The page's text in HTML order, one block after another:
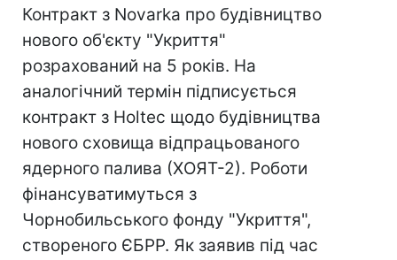
Контракт з Novarka про будівництво
нового об'єкту "Укриття"
розрахований на 5 років. На
аналогічний термін підписується
контракт з Holteс щодо будівництва
нового сховища відпрацьованого
ядерного палива (ХОЯТ-2). Роботи
фінансуватимуться з
Чорнобильського фонду "Укриття",
створеного ЄБРР. Як заявив під час